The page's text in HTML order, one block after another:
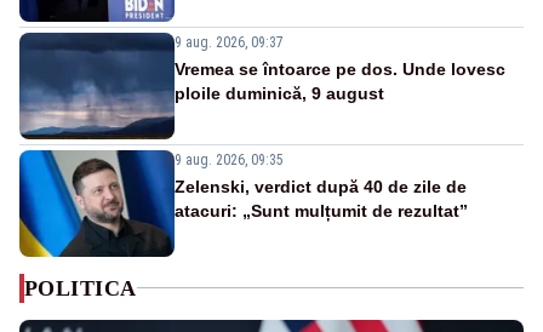
9 aug. 2026, 09:37
Vremea se întoarce pe dos. Unde lovesc
ploile duminică, 9 august
9 aug. 2026, 09:35
Zelenski, verdict după 40 de zile de
atacuri: „Sunt mulțumit de rezultat”
POLITICA